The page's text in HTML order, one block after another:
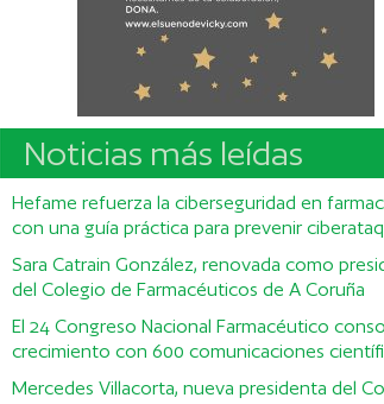
Noticias más leídas
Hefame refuerza la ciberseguridad en
con una guía práctica para prevenir
Sara Catrain González, renovada como
del Colegio de Farmacéuticos de A Coruña
El 24 Congreso Nacional Farmacéutico
crecimiento con 600 comunicaciones
Mercedes Villacorta, nueva presidenta del